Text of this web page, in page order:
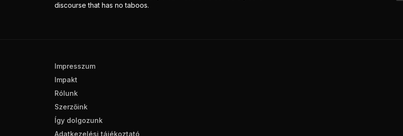
discourse that has no taboos.
Impresszum
Impakt
Rólunk
Szerzőink
Így dolgozunk
Adatkezelési tájékoztató